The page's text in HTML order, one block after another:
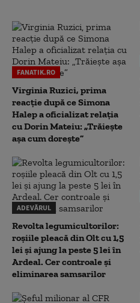
FANATIK.RO
Virginia Ruzici, prima
reacție după ce Simona
Halep a oficializat relația
cu Dorin Mateiu: „Trăiește
așa cum dorește”
ADEVĂRUL
Revolta legumicultorilor:
roșiile pleacă din Olt cu 1,5
lei și ajung la peste 5 lei în
Ardeal. Cer controale și
eliminarea samsarilor